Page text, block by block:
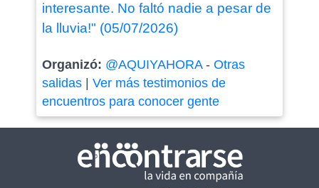
interesante. No faltó nadie a pesar de
la lluvia!" (05/07/2026)
Organizó: @AQUIYAHORA- Otras
salidas| Ver más testimonios de
encuentros para conocer gente